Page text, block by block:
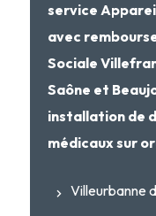
service
avec
Sociale
Saône et
installation de
médicaux sur
Villeurbanne